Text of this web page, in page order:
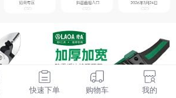
快速下单 购物车 我的